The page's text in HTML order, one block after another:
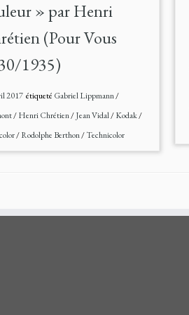
» par Henri
(Pour Vous
1935)
2017 étiqueté Gabriel Lippmann/
/Henri Chrétien/Jean Vidal/Kodak/
/Rodolphe Berthon/Technicolor